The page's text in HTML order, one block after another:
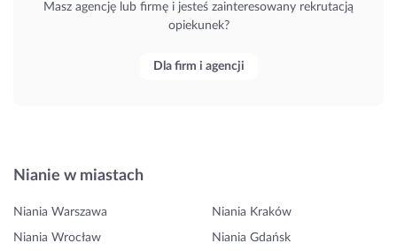
Masz agencję lub firmę i jesteś zainteresowany rekrutacją
opiekunek?
Dla firm i agencji
Nianie w miastach
Niania Warszawa Niania Kraków
Niania Wrocław Niania Gdańsk